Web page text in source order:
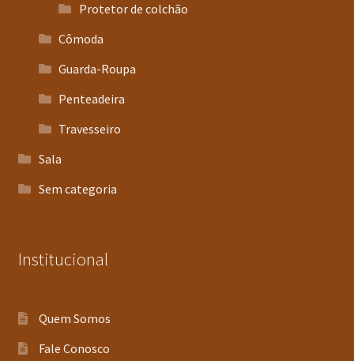
Protetor de colchão
Cômoda
Guarda-Roupa
Penteadeira
Travesseiro
Sala
Sem categoria
Institucional
Quem Somos
Fale Conosco